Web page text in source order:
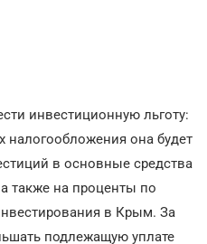
инвестиционную льготу:
налогообложения она будет
в основные средства
также на проценты по
в Крым. За
подлежащую уплате